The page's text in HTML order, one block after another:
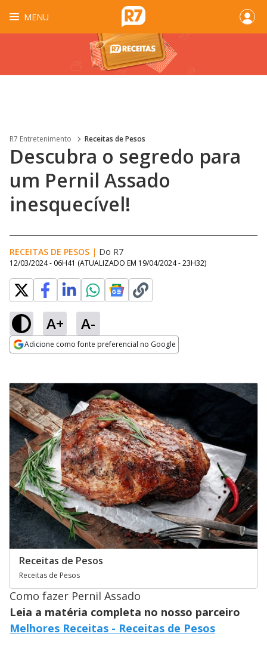
MENU
R7 Entretenimento Receitas de Pesos
Descubra o segredo para
um Pernil Assado
inesquecível!
RECEITAS DE PESOS | Do R7
12/03/2024 - 06H41 (ATUALIZADO EM 19/04/2024 - 23H32)
A+ A-
Adicione como fonte preferencial no Google
Receitas de Pesos
Receitas de Pesos
Como fazer Pernil Assado
Leia a matéria completa no nosso parceiro
Melhores Receitas - Receitas de Pesos